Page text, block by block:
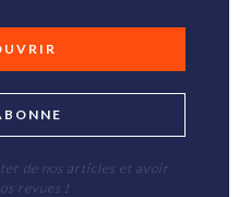
de nos articles et avoir
revues !